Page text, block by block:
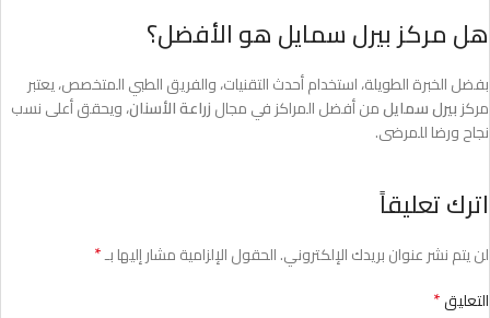
هل مركز بيرل سمايل هو الأفضل؟
بفضل الخبرة الطويلة، استخدام أحدث التقنيات، والفريق الطبي المتخصص، يعتبر
مركزبيرل سمايلمن أفضل المراكز في مجالزراعة الأسنان، ويحقق أعلى نسب
نجاح ورضا للمرضى.
اترك تعليقاً
لن يتم نشر عنوان بريدك الإلكتروني.الحقول الإلزامية مشار إليها بـ*
التعليق*